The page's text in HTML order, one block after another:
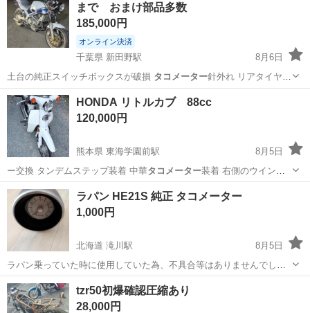
まで おまけ部品多数
185,000円
オンライン決済
千葉県 新田野駅
8月6日
土台の純正スイッチボックスが破損 タコメーター針外れ リアタイヤひ
び割れ タイヤ…
千葉 いすみ市 新田野駅 ホンダ
HONDA リトルカブ 88cc
120,000円
熊本県 東海学園前駅
8月5日
ー交換 タンデムステップ装着 中華タコメーター装着 右側のウインカ
ー上下スイッ…
熊本 熊本市 東海学園前駅 ホンダ
ラパン HE21S 純正 タコメーター
1,000円
北海道 滝川駅
8月5日
ラパン乗っていた時に使用していた為、不具合等はありませんでし
た！
北海道 滝川市 滝川駅 内装、インテリア
tzr50初爆確認圧縮あり
28,000円